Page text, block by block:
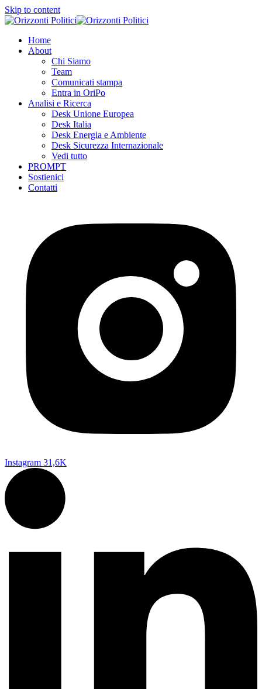
Skip to content
Home
About
Chi Siamo
Team
Comunicati stampa
Entra in OriPo
Analisi e Ricerca
Desk Unione Europea
Desk Italia
Desk Energia e Ambiente
Desk Sicurezza Internazionale
Vedi tutto
PROMPT
Sostienici
Contatti
Instagram 31,6K